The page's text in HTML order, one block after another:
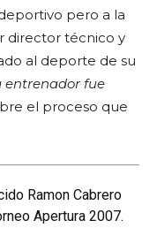
pero a la
director técnico y
al deporte de su
entrenador fue
el proceso que
Ramon Cabrero
Apertura 2007.